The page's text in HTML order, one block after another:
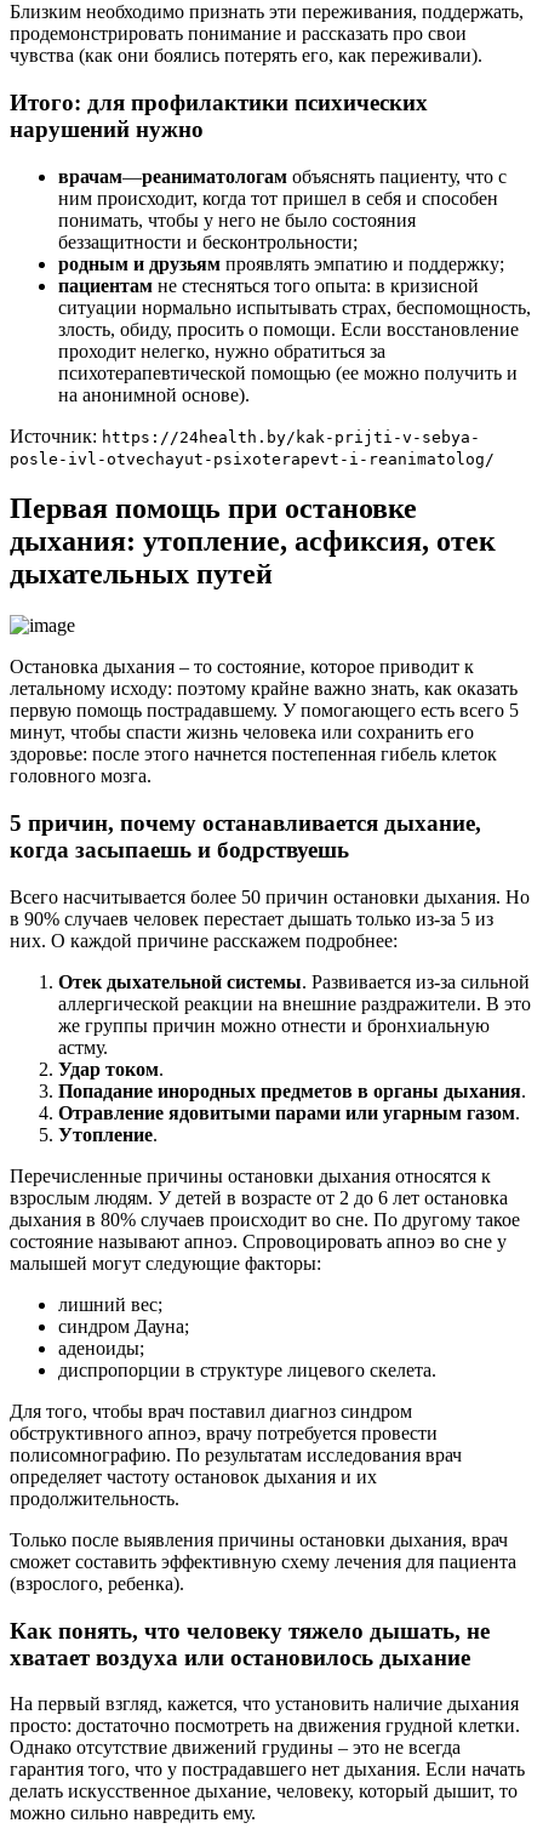
Близким необходимо признать эти переживания, поддержать,
продемонстрировать понимание и рассказать про свои
чувства (как они боялись потерять его, как переживали).
Итого: для профилактики психических
нарушений нужно
врачам—реаниматологам объяснять пациенту, что с
ним происходит, когда тот пришел в себя и способен
понимать, чтобы у него не было состояния
беззащитности и бесконтрольности;
родным и друзьям проявлять эмпатию и поддержку;
пациентам не стесняться того опыта: в кризисной
ситуации нормально испытывать страх, беспомощность,
злость, обиду, просить о помощи. Если восстановление
проходит нелегко, нужно обратиться за
психотерапевтической помощью (ее можно получить и
на анонимной основе).
Источник: https://24health.by/kak-prijti-v-sebya-
posle-ivl-otvechayut-psixoterapevt-i-reanimatolog/
Первая помощь при остановке
дыхания: утопление, асфиксия, отек
дыхательных путей
Остановка дыхания – то состояние, которое приводит к
летальному исходу: поэтому крайне важно знать, как оказать
первую помощь пострадавшему. У помогающего есть всего 5
минут, чтобы спасти жизнь человека или сохранить его
здоровье: после этого начнется постепенная гибель клеток
головного мозга.
5 причин, почему останавливается дыхание,
когда засыпаешь и бодрствуешь
Всего насчитывается более 50 причин остановки дыхания. Но
в 90% случаев человек перестает дышать только из-за 5 из
них. О каждой причине расскажем подробнее:
Отек дыхательной системы. Развивается из-за сильной
аллергической реакции на внешние раздражители. В это
же группы причин можно отнести и бронхиальную
астму.
Удар током.
Попадание инородных предметов в органы дыхания.
Отравление ядовитыми парами или угарным газом.
Утопление.
Перечисленные причины остановки дыхания относятся к
взрослым людям. У детей в возрасте от 2 до 6 лет остановка
дыхания в 80% случаев происходит во сне. По другому такое
состояние называют апноэ. Спровоцировать апноэ во сне у
малышей могут следующие факторы:
лишний вес;
синдром Дауна;
аденоиды;
диспропорции в структуре лицевого скелета.
Для того, чтобы врач поставил диагноз синдром
обструктивного апноэ, врачу потребуется провести
полисомнографию. По результатам исследования врач
определяет частоту остановок дыхания и их
продолжительность.
Только после выявления причины остановки дыхания, врач
сможет составить эффективную схему лечения для пациента
(взрослого, ребенка).
Как понять, что человеку тяжело дышать, не
хватает воздуха или остановилось дыхание
На первый взгляд, кажется, что установить наличие дыхания
просто: достаточно посмотреть на движения грудной клетки.
Однако отсутствие движений грудины – это не всегда
гарантия того, что у пострадавшего нет дыхания. Если начать
делать искусственное дыхание, человеку, который дышит, то
можно сильно навредить ему.